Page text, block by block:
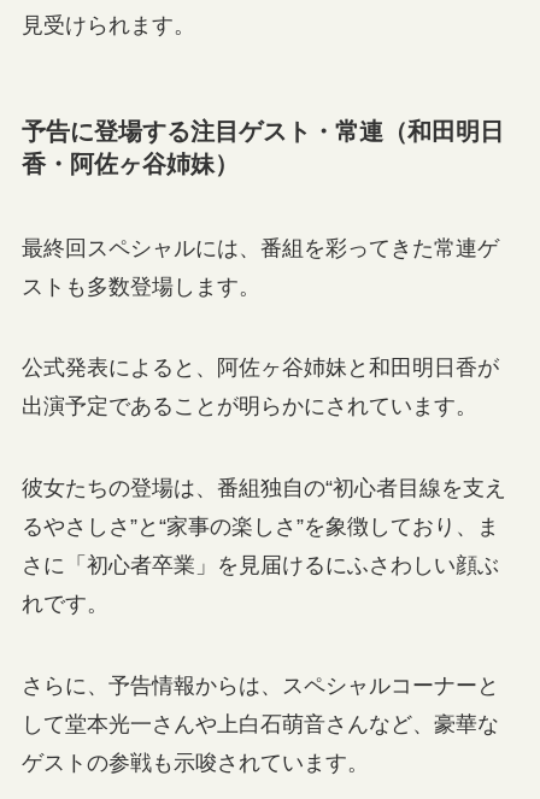
見受けられます。
予告に登場する注目ゲスト・常連（和田明日
香・阿佐ヶ谷姉妹）
最終回スペシャルには、番組を彩ってきた常連ゲ
ストも多数登場します。
公式発表によると、阿佐ヶ谷姉妹と和田明日香が
出演予定であることが明らかにされています。
彼女たちの登場は、番組独自の“初心者目線を支え
るやさしさ”と“家事の楽しさ”を象徴しており、ま
さに「初心者卒業」を見届けるにふさわしい顔ぶ
れです。
さらに、予告情報からは、スペシャルコーナーと
して堂本光一さんや上白石萌音さんなど、豪華な
ゲストの参戦も示唆されています。